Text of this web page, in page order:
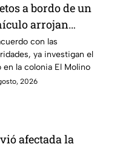
a bordo de un
arrojan
peatones y
en este punto
con las
ya investigan el
en la colonia El Molino
2026
vió afectada la